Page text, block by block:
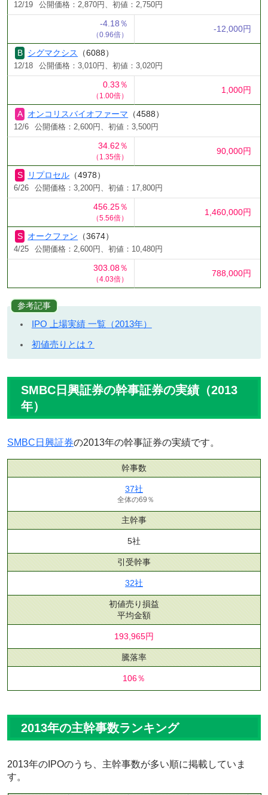
12/19 公開価格：2,870円、初値：2,750円
-4.18％
（0.96倍）
-12,000円
シグマクシス （6088）
12/18 公開価格：3,010円、初値：3,020円
0.33％
（1.00倍）
1,000円
オンコリスバイオファーマ （4588）
12/6 公開価格：2,600円、初値：3,500円
34.62％
（1.35倍）
90,000円
リプロセル （4978）
6/26 公開価格：3,200円、初値：17,800円
456.25％
（5.56倍）
1,460,000円
オークファン （3674）
4/25 公開価格：2,600円、初値：10,480円
303.08％
（4.03倍）
788,000円
参考記事
IPO 上場実績 一覧（2013年）
初値売りとは？
SMBC日興証券の幹事証券の実績（2013
年）
SMBC日興証券の2013年の幹事証券の実績です。
幹事数
37社
全体の69％
主幹事
5社
引受幹事
32社
初値売り損益
平均金額
193,965円
騰落率
106％
2013年の主幹事数ランキング
2013年のIPOのうち、主幹事数が多い順に掲載していま
す。